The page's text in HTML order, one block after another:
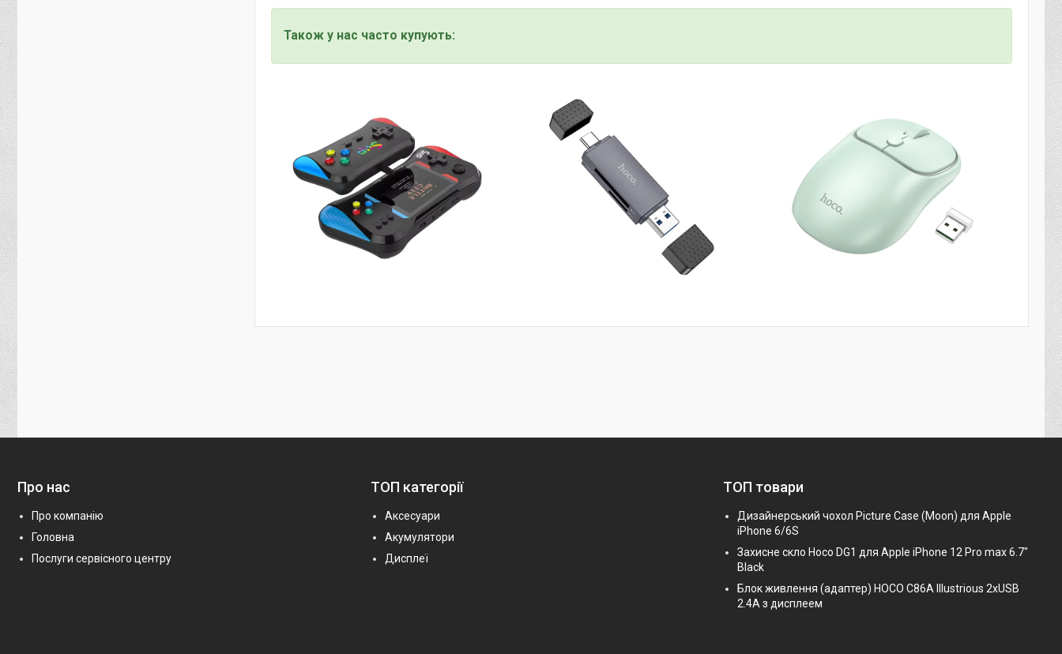
Також у нас часто купують:
Про нас
Про компанію
Головна
Послуги сервісного центру
ТОП категорії
Аксесуари
Акумулятори
Дисплеї
ТОП товари
Дизайнерський чохол Picture Case (Moon) для Apple
iPhone 6/6S
Захисне скло Hoco DG1 для Apple iPhone 12 Pro max 6.7"
Black
Блок живлення (адаптер) HOCO C86A Illustrious 2xUSB
2.4A з дисплеем